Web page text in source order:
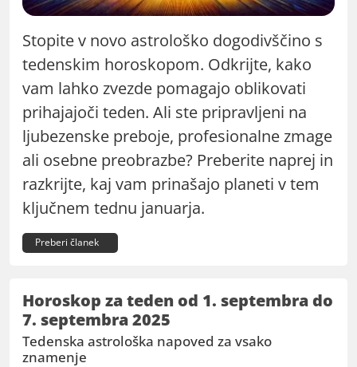
Stopite v novo astrološko dogodivščino s
tedenskim horoskopom. Odkrijte, kako
vam lahko zvezde pomagajo oblikovati
prihajajoči teden. Ali ste pripravljeni na
ljubezenske preboje, profesionalne zmage
ali osebne preobrazbe? Preberite naprej in
razkrijte, kaj vam prinašajo planeti v tem
ključnem tednu januarja.
Preberi članek
Horoskop za teden od 1. septembra do
7. septembra 2025
Tedenska astrološka napoved za vsako
znamenje